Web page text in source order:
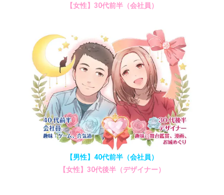
【女性】30代前半（会社員）
【男性】40代前半（会社員）
【女性】30代後半（デザイナー）